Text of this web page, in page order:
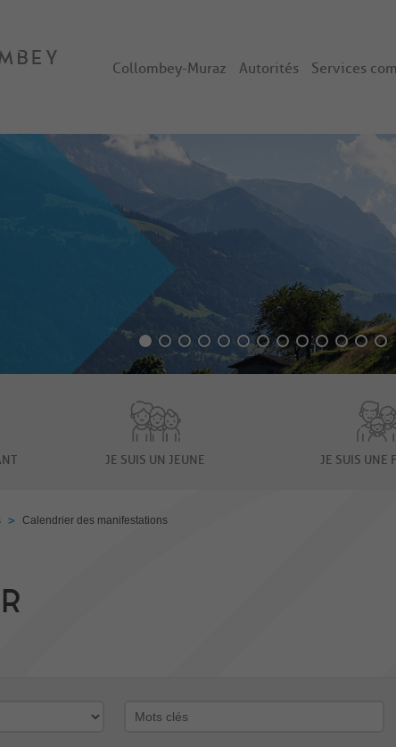
Collombey-Muraz Autorités Services
JE SUIS UN JEUNE JE SUIS UNE
> Calendrier des manifestations